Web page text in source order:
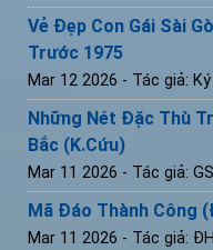
Vẻ Đẹp Con Gái Sài
Trước 1975
Mar 12 2026 - Tác giả:
Những Nét Đặc Thù
Bắc (K.Cứu)
Mar 11 2026 - Tác giả:
Mã Đáo Thành Công
Mar 11 2026 - Tác giả: